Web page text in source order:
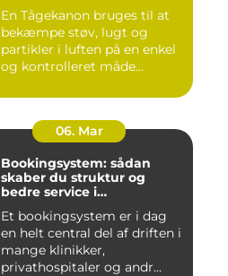
En Tågekanon bruges til at
bekæmpe støv, lugt og
partikler i luften på en enkel
og kontrolleret måde...
06. Mar
Bookingsystem: sådan
skaber du struktur og
bedre service i
Et bookingsystem er i dag
en helt central del af driften i
mange klinikker,
privathospitaler og andr...